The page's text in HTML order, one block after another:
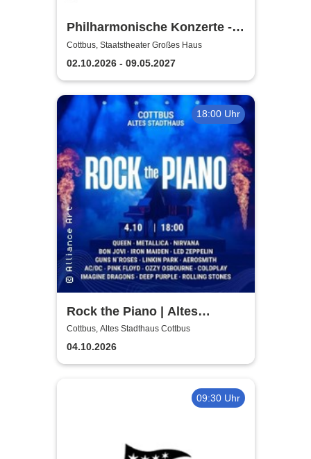
Philharmonische Konzerte -
Staatstheater Cottbus
Cottbus, Staatstheater Großes Haus
02.10.2026 - 09.05.2027
18:00 Uhr
Rock the Piano | Altes
Stadthaus Cottbus
Cottbus, Altes Stadthaus Cottbus
04.10.2026
09:30 Uhr